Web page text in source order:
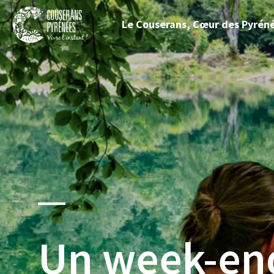
Couserans
Pyrénées
Fermer
le
menu
Le Couserans, Cœur des
Un week-